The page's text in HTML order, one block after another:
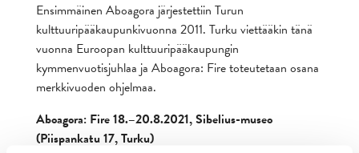
Ensimmäinen Aboagora järjestettiin Turun
kulttuuripääkaupunkivuonna 2011. Turku viettääkin tänä
vuonna Euroopan kulttuuripääkaupungin
kymmenvuotisjuhlaa ja Aboagora: Fire toteutetaan osana
merkkivuoden ohjelmaa.
Aboagora: Fire 18.–20.8.2021, Sibelius-museo
(Piispankatu 17, Turku)